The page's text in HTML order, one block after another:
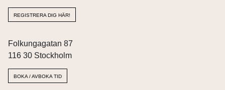
REGISTRERA DIG HÄR!
Folkungagatan 87
116 30 Stockholm
BOKA / AVBOKA TID